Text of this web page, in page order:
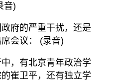
音)
府的严重干扰，还是
会议： (录音)
，有北京青年政治学
崔卫平，还有独立学